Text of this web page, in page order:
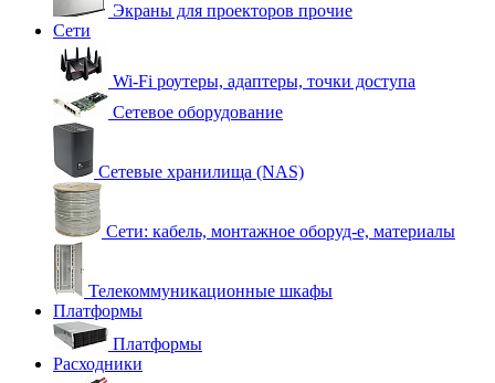
Экраны для проекторов прочие
Сети
Wi-Fi роутеры, адаптеры, точки доступа
Сетевое оборудование
Сетевые хранилища (NAS)
Сети: кабель, монтажное оборуд-е, материалы
Телекоммуникационные шкафы
Платформы
Платформы
Расходники